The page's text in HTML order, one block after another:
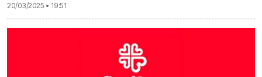
20/03/2025 • 19:51